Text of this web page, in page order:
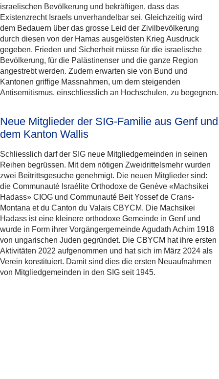
israelischen Bevölkerung und bekräftigen, dass das
Existenzrecht Israels unverhandelbar sei. Gleichzeitig wird
dem Bedauern über das grosse Leid der Zivilbevölkerung
durch diesen von der Hamas ausgelösten Krieg Ausdruck
gegeben. Frieden und Sicherheit müsse für die israelische
Bevölkerung, für die Palästinenser und die ganze Region
angestrebt werden. Zudem erwarten sie von Bund und
Kantonen griffige Massnahmen, um dem steigenden
Antisemitismus, einschliesslich an Hochschulen, zu begegnen.
Neue Mitglieder der SIG-Familie aus Genf und
dem Kanton Wallis
Schliesslich darf der SIG neue Mitgliedgemeinden in seinen
Reihen begrüssen. Mit dem nötigen Zweidrittelsmehr wurden
zwei Beitrittsgesuche genehmigt. Die neuen Mitglieder sind:
die Communauté Israélite Orthodoxe de Genève «Machsikei
Hadass» CIOG und Communauté Beit Yossef de Crans-
Montana et du Canton du Valais CBYCM. Die Machsikei
Hadass ist eine kleinere orthodoxe Gemeinde in Genf und
wurde in Form ihrer Vorgängergemeinde Agudath Achim 1918
von ungarischen Juden gegründet. Die CBYCM hat ihre ersten
Aktivitäten 2022 aufgenommen und hat sich im März 2024 als
Verein konstituiert. Damit sind dies die ersten Neuaufnahmen
von Mitgliedgemeinden in den SIG seit 1945.